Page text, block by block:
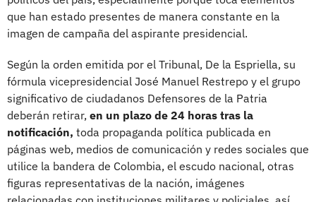
que han estado presentes de manera constante en la
imagen de campaña del aspirante presidencial.
Según la orden emitida por el Tribunal, De la Espriella, su
fórmula vicepresidencial José Manuel Restrepo y el grupo
significativo de ciudadanos Defensores de la Patria
deberán retirar, en un plazo de 24 horas tras la
notificación, toda propaganda política publicada en
páginas web, medios de comunicación y redes sociales que
utilice la bandera de Colombia, el escudo nacional, otras
figuras representativas de la nación, imágenes